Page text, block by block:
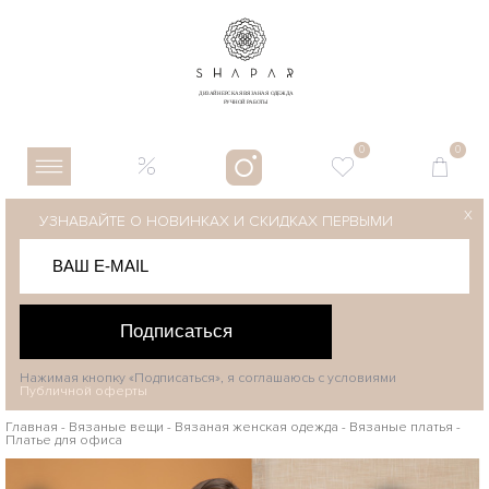
0 0
УЗНАВАЙТЕ О НОВИНКАХ И СКИДКАХ ПЕРВЫМИ
Подписаться
X
Нажимая кнопку «Подписаться», я соглашаюсь с условиями
Публичной оферты
Главная - Вязаные вещи - Вязаная женская одежда - Вязаные платья -
Платье для офиса